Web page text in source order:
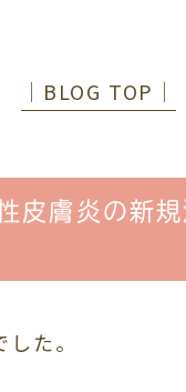
│BLOG TOP│
膚炎の新規
た。